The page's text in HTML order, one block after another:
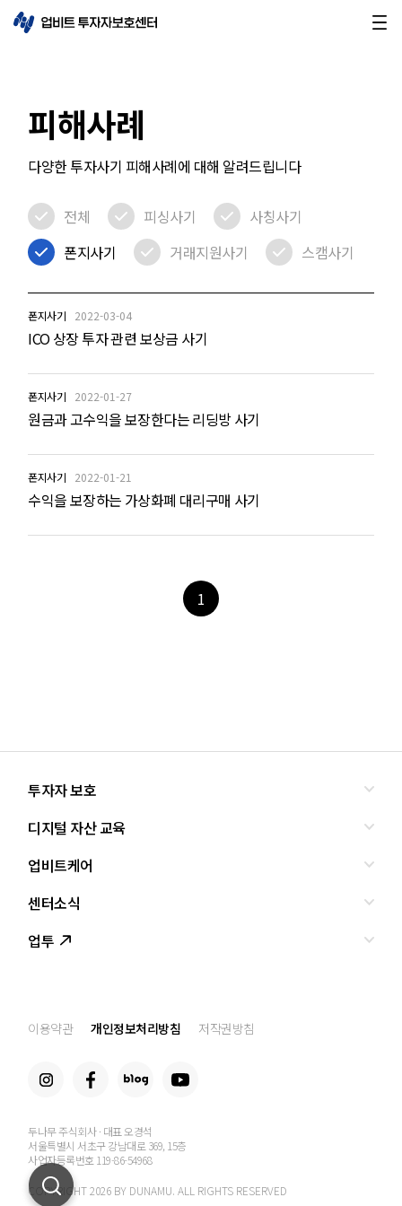
피해사례
다양한 투자사기 피해사례에 대해 알려드립니다
전체 피싱사기
사칭사기
폰지사기
거래지원사기 스캠사기
폰지사기 2022-03-04
ICO 상장 투자 관련 보상금 사기
폰지사기 2022-01-27
원금과 고수익을 보장한다는 리딩방 사기
폰지사기 2022-01-21
수익을 보장하는 가상화폐 대리구매 사기
1
투자자 보호
올바른 투자란?
투자사기 유형과 예방
업비트 보호조치
디지털 자산 교육
교육
조사·연구
업비트케어
서비스안내
서비스신청
센터소식
인사말
공지사항
업투
이용약관 개인정보처리방침 저작권방침
두나무 주식회사 · 대표 오경석
서울특별시 서초구 강남대로 369, 15층
사업자등록번호 119-86-54968
COPYRIGHT 2026 BY DUNAMU. ALL RIGHTS RESERVED